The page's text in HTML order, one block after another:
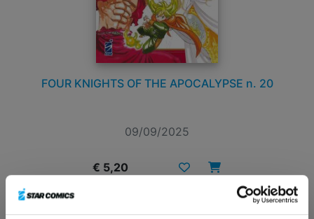
FOUR KNIGHTS OF THE APOCALYPSE n. 20
09/09/2025
€ 5,20